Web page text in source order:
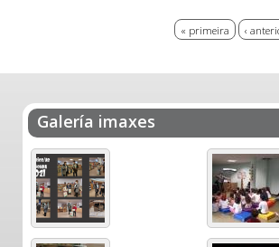
« primeira ‹
Galería imaxes